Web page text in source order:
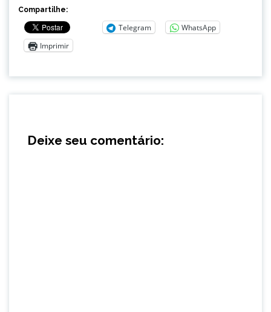
Compartilhe:
Telegram
WhatsApp
Imprimir
Deixe seu comentário: